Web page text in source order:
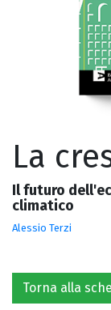
La
Il futuro
climatico
Alessio Terzi
Torna alla